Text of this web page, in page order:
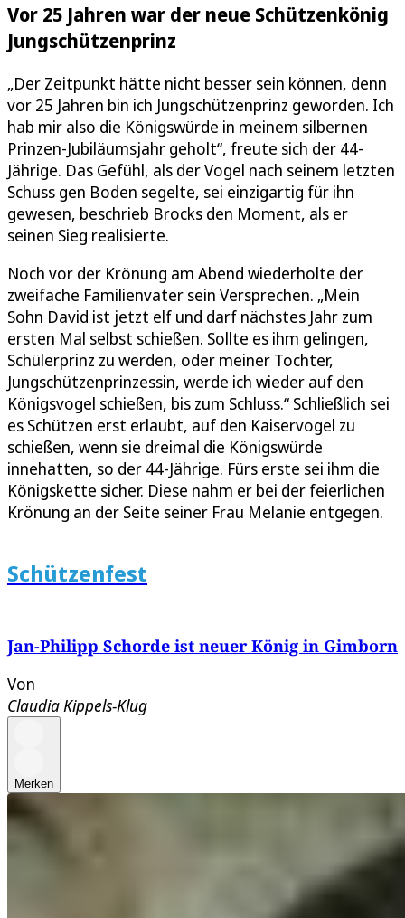
Vor 25 Jahren war der neue Schützenkönig
Jungschützenprinz
„Der Zeitpunkt hätte nicht besser sein können, denn
vor 25 Jahren bin ich Jungschützenprinz geworden. Ich
hab mir also die Königswürde in meinem silbernen
Prinzen-Jubiläumsjahr geholt“, freute sich der 44-
Jährige. Das Gefühl, als der Vogel nach seinem letzten
Schuss gen Boden segelte, sei einzigartig für ihn
gewesen, beschrieb Brocks den Moment, als er
seinen Sieg realisierte.
Noch vor der Krönung am Abend wiederholte der
zweifache Familienvater sein Versprechen. „Mein
Sohn David ist jetzt elf und darf nächstes Jahr zum
ersten Mal selbst schießen. Sollte es ihm gelingen,
Schülerprinz zu werden, oder meiner Tochter,
Jungschützenprinzessin, werde ich wieder auf den
Königsvogel schießen, bis zum Schluss.“ Schließlich sei
es Schützen erst erlaubt, auf den Kaiservogel zu
schießen, wenn sie dreimal die Königswürde
innehatten, so der 44-Jährige. Fürs erste sei ihm die
Königskette sicher. Diese nahm er bei der feierlichen
Krönung an der Seite seiner Frau Melanie entgegen.
Schützenfest
Jan-Philipp Schorde ist neuer König in Gimborn
Von
Claudia Kippels-Klug
Merken